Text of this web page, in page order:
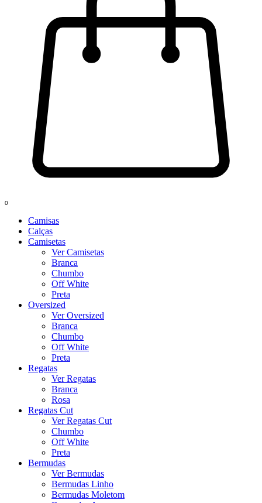
0
Camisas
Calças
Camisetas
Ver Camisetas
Branca
Chumbo
Off White
Preta
Oversized
Ver Oversized
Branca
Chumbo
Off White
Preta
Regatas
Ver Regatas
Branca
Rosa
Regatas Cut
Ver Regatas Cut
Chumbo
Off White
Preta
Bermudas
Ver Bermudas
Bermudas Linho
Bermudas Moletom